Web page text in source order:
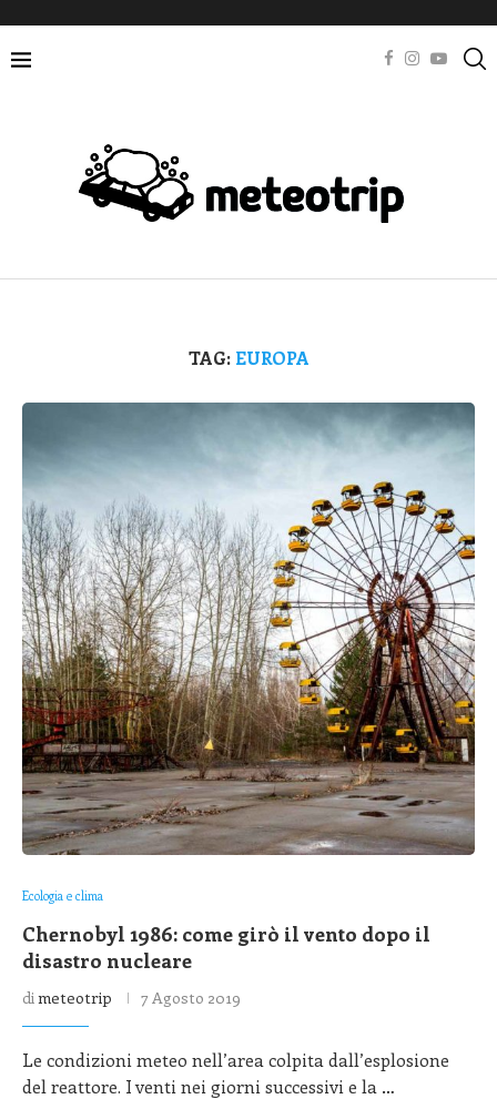
TAG: EUROPA
Ecologia e clima
Chernobyl 1986: come girò il vento dopo il
disastro nucleare
dimeteotrip 7 Agosto 2019
Le condizioni meteo nell’area colpita dall’esplosione
del reattore. I venti nei giorni successivi e la …